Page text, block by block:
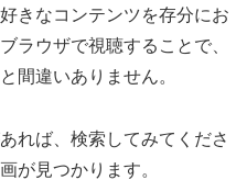
きなコンテンツを存分にお
ラウザで視聴することで、
間違いありません。
れば、検索してみてくださ
画が見つかります。